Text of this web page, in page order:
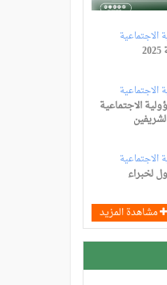
الاجتماعية
الاجتماعية
الاجتماعية
الاجتماعية
لخبراء
مشاهدة المزيد